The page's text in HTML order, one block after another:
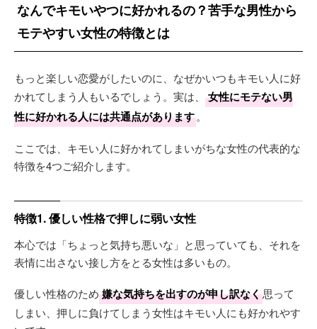
なんでキモいやつに好かれるの？苦手な男性から
モテやすい女性の特徴とは
もっと楽しい恋愛がしたいのに、なぜかいつもキモい人に好
かれてしまう人もいるでしょう。実は、
女性にモテない男
性に好かれる人には共通点があります。
ここでは、キモい人に好かれてしまいがちな女性の代表的な
特徴を4つご紹介します。
特徴1. 優しい性格で押しに弱い女性
本心では「ちょっと気持ち悪いな」と思っていても、それを
表情に出さない接し方をとる女性は多いもの。
優しい性格のため 嫌な気持ちを出すのが申し訳なく思って
しまい、押しに負けてしまう女性はキモい人にも好かれやす